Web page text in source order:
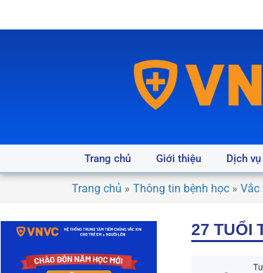
Trang chủ Giới thiệu Dịch vụ
Trang chủ » Thông tin bệnh học » Vắc
27 TUỔI